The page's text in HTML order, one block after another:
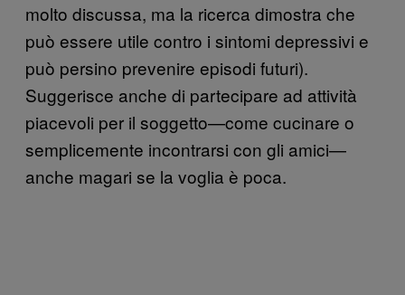
molto discussa, ma la ricerca dimostra che
può essere utile contro i sintomi depressivi e
può persino prevenire episodi futuri).
Suggerisce anche di partecipare ad attività
piacevoli per il soggetto—come cucinare o
semplicemente incontrarsi con gli amici—
anche magari se la voglia è poca.